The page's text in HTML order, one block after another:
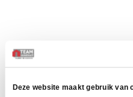
Deze website maakt gebruik van